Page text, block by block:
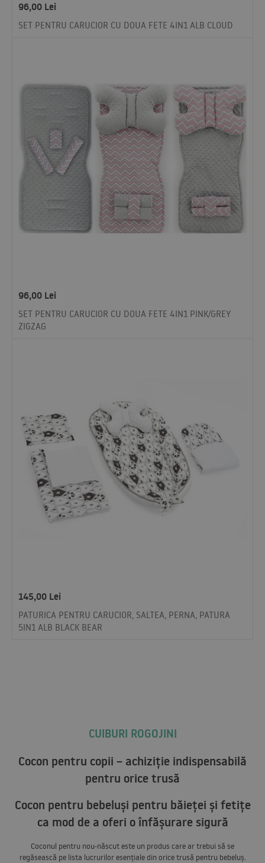
96,00 Lei
SET PENTRU CARUCIOR CU DOUA FETE 4IN1 ALB CLOUD
96,00 Lei
SET PENTRU CARUCIOR CU DOUA FETE 4IN1 PINK/GREY
ZIGZAG
145,00 Lei
PATURICA PENTRU CARUCIOR, SALTEA, PERNA, PATURA
5IN1 ALB BLACK BEAR
CUIBURI ROGOJINI
Cocon pentru copii – achiziție indispensabilă
pentru orice trusă
Cocon pentru bebeluși pentru băieței și fetițe
ca mod de a oferi o înfășurare sigură
Coconul pentru nou-născut este un produs care ar trebui să se
regăsească pe lista lucrurilor esențiale din orice trusă pentru bebeluș.